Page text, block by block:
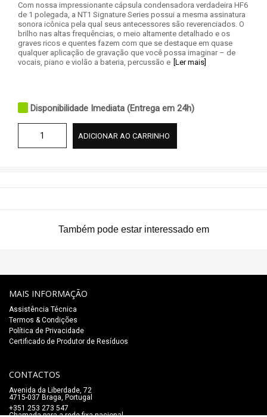
Com nossa impressionante cápsula condensadora verdadeira HF6
de 1 polegada, a NT1 Signature Series possui a mesma assinatura
sonora icônica pela qual seus antecessores são reverenciados. O
brilho nas altas frequências, o meio altamente detalhado e os
graves ricos e quentes fazem com que se destaque em quase
qualquer aplicação de gravação que você possa imaginar – de
vocais, piano e violão a bateria, percussão e [Ler mais]
Disponibilidade Imediata (Entrega em 24h)
ADICIONAR AO CARRINHO
Também pode estar interessado em
MAIS INFORMAÇÃO
Assistência Técnica
Termos & Condições
Política de Privacidade
Certificado de Produtor de Resíduos
CONTACTOS
Avenida da Liberdade, 72
4715-037 Braga, Portugal
+351 253 273 547
Chamada para a rede fixa nacional